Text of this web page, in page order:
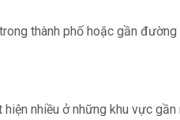
thành phố hoặc gần đường
nhiều ở những khu vực gần